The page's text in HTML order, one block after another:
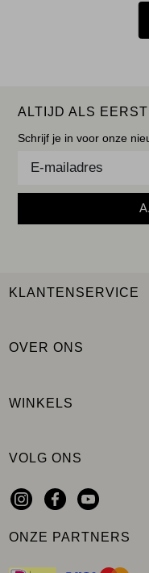
ALTIJD ALS
Schrijf je in voor onze
KLANTENSERVICE
OVER ONS
WINKELS
VOLG ONS
ONZE PARTNERS